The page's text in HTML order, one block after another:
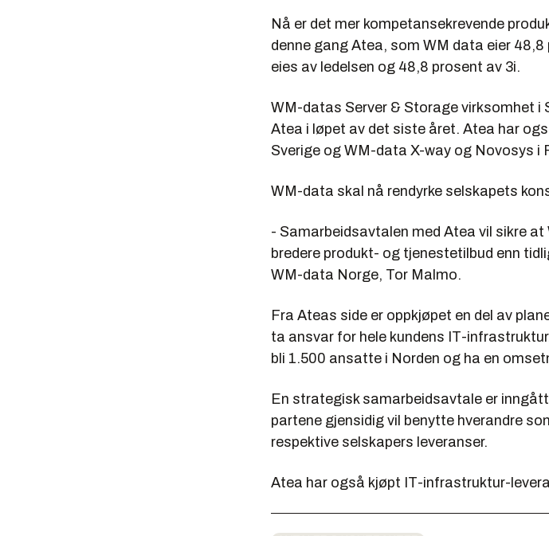
Nå er det mer kompetansekrevende
denne gang Atea, som WM data eier
eies av ledelsen og 48,8 prosent av 3i.
WM-datas Server & Storage virksomhet i
Atea i løpet av det siste året. Atea har
Sverige og WM-data X-way og Novosys i
WM-data skal nå rendyrke selskapets
- Samarbeidsavtalen med Atea vil sikre
bredere produkt- og tjenestetilbud enn
WM-data Norge, Tor Malmo.
Fra Ateas side er oppkjøpet en del av
ta ansvar for hele kundens IT-
bli 1.500 ansatte i Norden og ha en
En strategisk samarbeidsavtale er
partene gjensidig vil benytte hverandre
respektive selskapers leveranser.
Atea har også kjøpt IT-infrastruktur-